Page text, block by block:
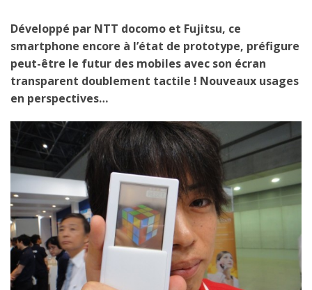
Développé par NTT docomo et Fujitsu, ce
smartphone encore à l’état de prototype, préfigure
peut-être le futur des mobiles avec son écran
transparent doublement tactile ! Nouveaux usages
en perspectives…